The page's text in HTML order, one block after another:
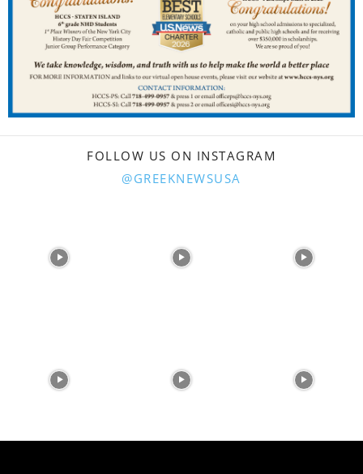
FOLLOW US ON INSTAGRAM
@GREEKNEWSUSA